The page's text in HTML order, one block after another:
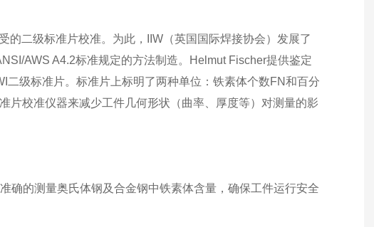
的二级标准片校准。为此，IIW（英国国际焊接协会）发展了
AWS A4.2标准规定的方法制造。Helmut Fischer提供鉴定
级标准片。标准片上标明了两种单位：铁素体个数FN和百分
片校准仪器来减少工件几何形状（曲率、厚度等）对测量的影
确的测量奥氏体钢及合金钢中铁素体含量，确保工件运行安全